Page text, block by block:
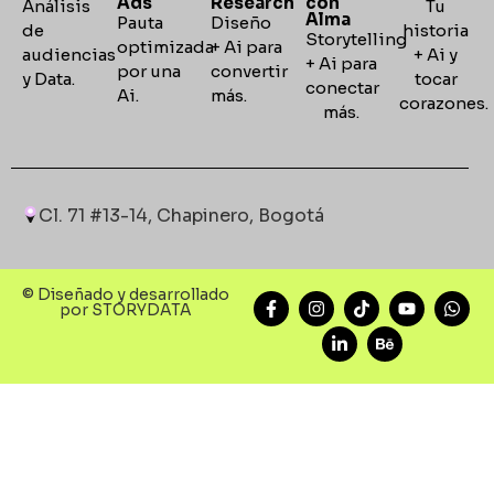
Análisis
de
audiencias
y Data.
Pauta
optimizada
por una
Ai.
Diseño
+ Ai para
convertir
más.
Alma
Storytelling
+ Ai para
conectar
más.
Tu
historia
+ Ai y
tocar
Cl. 71 #13-14, Chapinero, Bogotá
© Diseñado y desarrollado
por STORYDATA